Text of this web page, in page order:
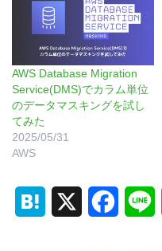
AWS Database Migration
Service(DMS)でカラム単位
のデータマスキングを試し
てみた
2025/05/31
AWS